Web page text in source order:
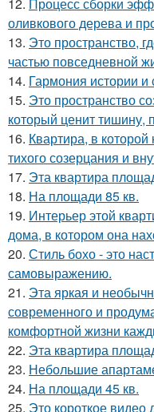
оливкового дерева и
13. Это пространство,
частью повседневной
14. Гармония истории
15. Это пространство
который ценит тишину,
16. Квартира, в
тихого созерцания и
17. Эта квартира
18. На площади 85 кв.
19. Интерьер этой
дома, в котором она
20. Стиль бохо - это
самовыражению.
21. Эта яркая и
современного и
комфортной жизни
22. Эта квартира
23. Небольшие
24. На площади 45 кв.
25. Это короткое видео